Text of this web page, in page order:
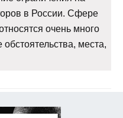
в России. Сфере
очень много
места,